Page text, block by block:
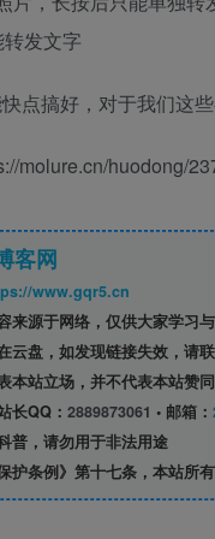
发文字
点搞好，对于我们这
molure.cn/huodong/
客网
www.gqr5.cn
来源于网络，仅供大家学习与
云盘，如发现链接失效，请联
本站立场，并不代表本站赞
长QQ： 2889873061 • 邮箱：
普，请勿用于非法用途
护条例》第十七条，本站所